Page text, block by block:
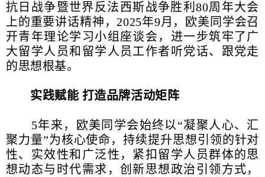
抗日战争暨世界反法西斯战争胜利80周年大会
上的重要讲话精神，2025年9月，欧美同学会召
开青年理论学习小组座谈会，进一步筑牢了广
大留学人员和留学人员工作者听党话、跟党走
的思想根基。
实践赋能 打造品牌活动矩阵
5年来，欧美同学会始终以“凝聚人心、汇
聚力量”为核心使命，持续提升思想引领的针对
性、实效性和广泛性，紧扣留学人员群体的思
想动态与时代需求，创新思想政治引领方式，